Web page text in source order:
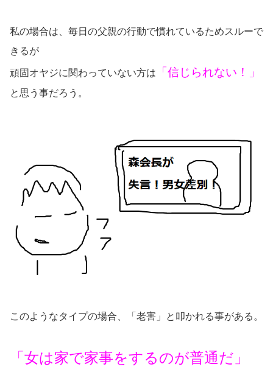
私の場合は、毎日の父親の行動で慣れているためスルーで
きるが
頑固オヤジに関わっていない方は 「信じられない！」
と思う事だろう。
このようなタイプの場合、「老害」と叩かれる事がある。
「女は家で家事をするのが普通だ」